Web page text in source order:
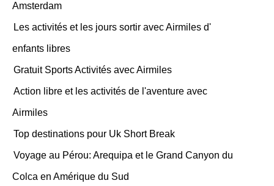
Amsterdam
Les activités et les jours sortir avec Airmiles d'
enfants libres
Gratuit Sports Activités avec Airmiles
Action libre et les activités de l'aventure avec
Airmiles
Top destinations pour Uk Short Break
Voyage au Pérou: Arequipa et le Grand Canyon du
Colca en Amérique du Sud